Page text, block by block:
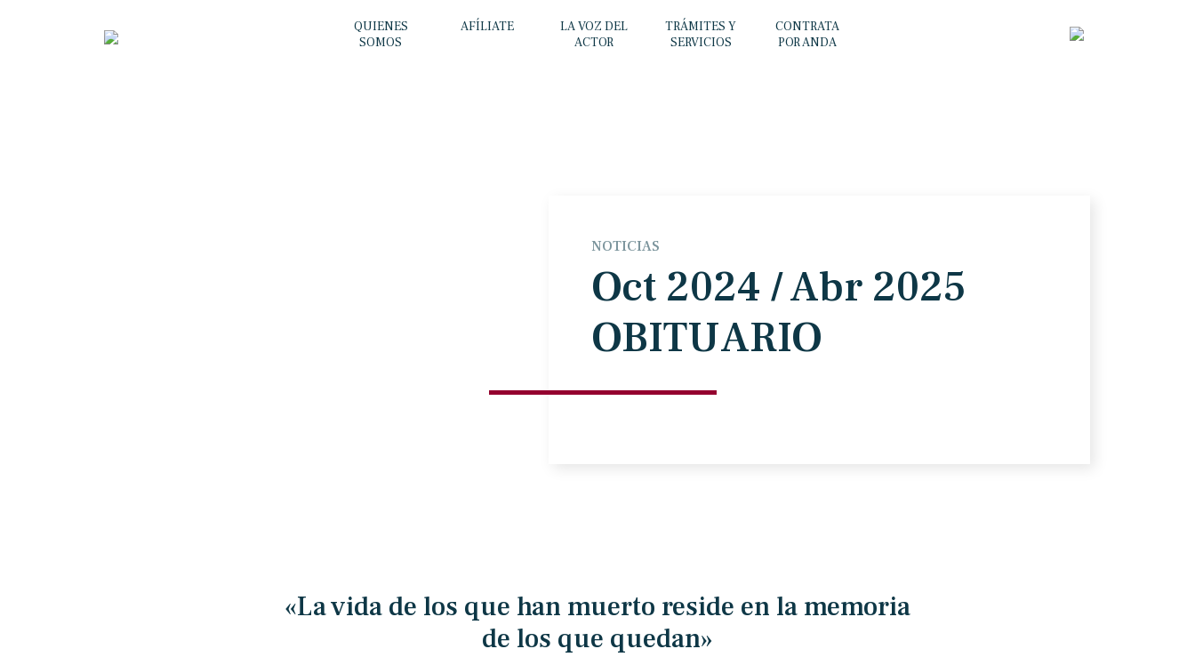
QUIENES
SOMOS
AFÍLIATE
LA VOZ DEL
ACTOR
TRÁMITES Y
SERVICIOS
CONTRATA
POR ANDA
NOTICIAS
Oct 2024 / Abr 2025
OBITUARIO
«La vida de los que han muerto reside en la memoria
de los que quedan»